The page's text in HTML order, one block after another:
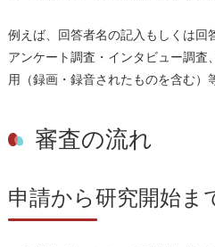
例えば、回答者名の記入もしくは回
アンケート調査・インタビュー調査
用（録画・録音されたものを含む）
審査の流れ
申請から研究開始ま